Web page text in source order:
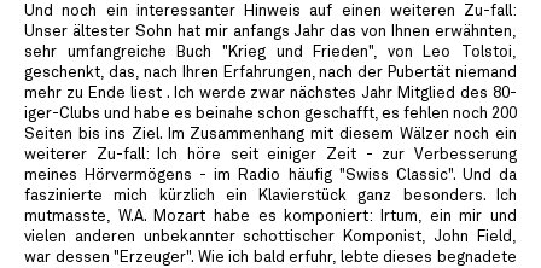
Und noch ein interessanter Hinweis auf einen weiteren Zu-fall:
Unser ältester Sohn hat mir anfangs Jahr das von Ihnen erwähnten,
sehr umfangreiche Buch "Krieg und Frieden", von Leo Tolstoi,
geschenkt, das, nach Ihren Erfahrungen, nach der Pubertät niemand
mehr zu Ende liest . Ich werde zwar nächstes Jahr Mitglied des 80-
iger-Clubs und habe es beinahe schon geschafft, es fehlen noch 200
Seiten bis ins Ziel. Im Zusammenhang mit diesem Wälzer noch ein
weiterer Zu-fall: Ich höre seit einiger Zeit - zur Verbesserung
meines Hörvermögens - im Radio häufig "Swiss Classic". Und da
faszinierte mich kürzlich ein Klavierstück ganz besonders. Ich
mutmasste, W.A. Mozart habe es komponiert: Irtum, ein mir und
vielen anderen unbekannter schottischer Komponist, John Field,
war dessen "Erzeuger". Wie ich bald erfuhr, lebte dieses begnadete